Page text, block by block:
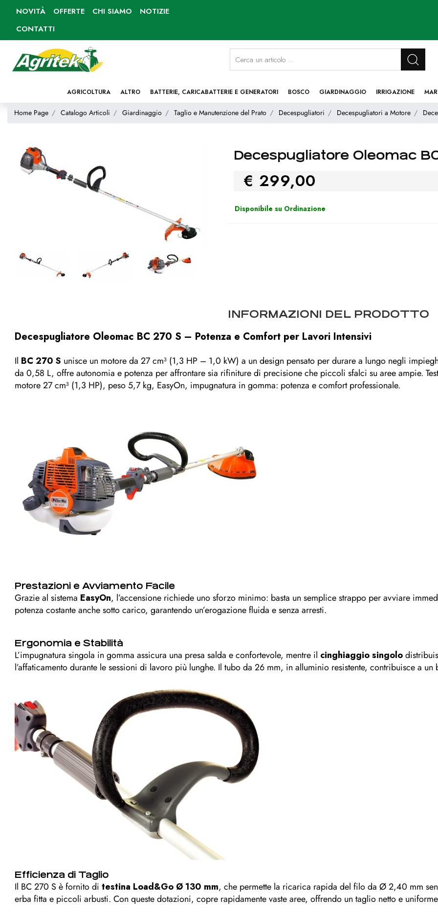
NOVITÀ OFFERTE CHI SIAMO
NOTIZIE
CONTATTI
La modifica di un filtro aggiorna automaticamente gli altri filtri
AGRICOLTURA ALTRO BATTERIE, CARICABATTERIE E GENERATORI BOSCO GIARDINAGGIO IRRIGAZIONE
Home Page Catalogo Articoli Giardinaggio Taglio e Manutenzione del Prato Decespugliatori Decespugliatori a Motore
Decespugliatore Oleomac
€ 299,00
Disponibile su Ordinazione
INFORMAZIONI DEL PRODOTTO
Decespugliatore Oleomac BC 270 S – Potenza e Comfort per Lavori Intensivi
Il BC 270 S unisce un motore da 27 cm³ (1,3 HP – 1,0 kW) a un design pensato per durare a lungo negli
da 0,58 L, offre autonomia e potenza per affrontare sia rifiniture di precisione che piccoli sfalci su aree ampie.
motore 27 cm³ (1,3 HP), peso 5,7 kg, EasyOn, impugnatura in gomma: potenza e comfort professionale.
Prestazioni e Avviamento Facile
Grazie al sistema EasyOn, l’accensione richiede uno sforzo minimo: basta un semplice strappo per avviare
potenza costante anche sotto carico, garantendo un’erogazione fluida e senza arresti.
Ergonomia e Stabilità
L’impugnatura singola in gomma assicura una presa salda e confortevole, mentre il cinghiaggio singolo
l’affaticamento durante le sessioni di lavoro più lunghe. Il tubo da 26 mm, in alluminio resistente, contribuisce a un
Efficienza di Taglio
Il BC 270 S è fornito di testina Load&Go Ø 130 mm, che permette la ricarica rapida del filo da Ø 2,40 mm
erba fitta e piccoli arbusti. Con queste dotazioni, copre rapidamente vaste aree, offrendo un taglio netto e